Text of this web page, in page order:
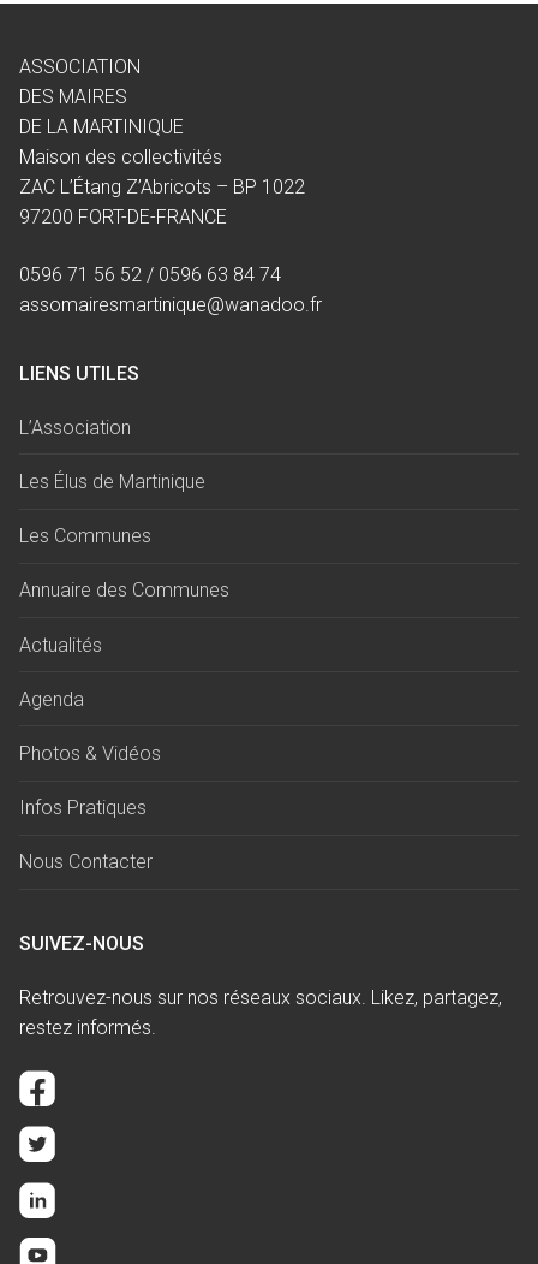
ASSOCIATION
DES MAIRES
DE LA MARTINIQUE
Maison des collectivités
ZAC L’Étang Z’Abricots – BP 1022
97200 FORT-DE-FRANCE
0596 71 56 52 / 0596 63 84 74
assomairesmartinique@wanadoo.fr
LIENS UTILES
L’Association
Les Élus de Martinique
Les Communes
Annuaire des Communes
Actualités
Agenda
Photos & Vidéos
Infos Pratiques
Nous Contacter
SUIVEZ-NOUS
Retrouvez-nous sur nos réseaux sociaux. Likez, partagez,
restez informés.